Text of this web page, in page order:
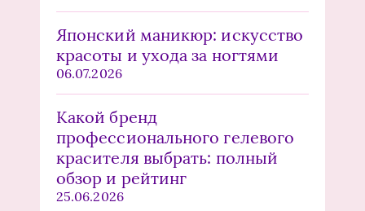
Японский маникюр: искусство
красоты и ухода за ногтями
06.07.2026
Какой бренд
профессионального гелевого
красителя выбрать: полный
обзор и рейтинг
25.06.2026